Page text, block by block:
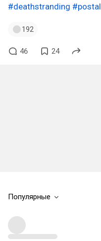
#deathstranding #postal
192
46 24
Популярные